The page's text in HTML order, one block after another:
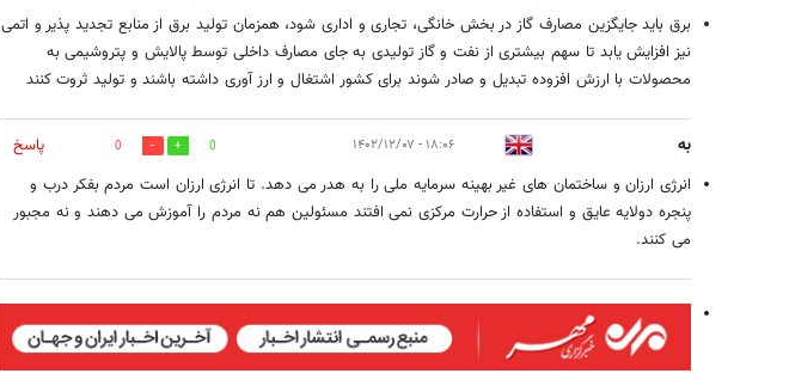
برق باید جایگزین مصارف گاز در بخش خانگی، تجاری و اداری شود، همزمان تولید برق از منابع تجدید پذیر و اتمی
نیز افزایش یابد تا سهم بیشتری از نفت و گاز تولیدی به جای مصارف داخلی توسط پالایش و پتروشیمی به
محصولات با ارزش افزوده تبدیل و صادر شوند برای کشور اشتغال و ارز آوری داشته باشند و تولید ثروت کنند
به ۱۸:۰۶ - ۱۴۰۲/۱۲/۰۷ 0
0
پاسخ
انرژی ارزان و ساختمان های غیر بهینه سرمایه ملی را به هدر می دهد. تا انرژی ارزان است مردم بفکر درب و
پنجره دولایه عایق و استفاده از حرارت مرکزی نمی افتند مسئولین هم نه مردم را آموزش می دهند و نه مجبور
می کنند.